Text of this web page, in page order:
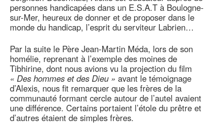
personnes handicapées dans un E.S.A.T à Boulogne-
sur-Mer, heureux de donner et de proposer dans le
monde du handicap, l’esprit du serviteur Labrien…
Par la suite le Père Jean-Martin Méda, lors de son
homélie, reprenant à l’exemple des moines de
Tibhirine, dont nous avions vu la projection du film
« Des hommes et des Dieu » avant le témoignage
d’Alexis, nous fit remarquer que les frères de la
communauté formant cercle autour de l’autel avaient
une différence. Certains portaient l’étole du prêtre et
d’autres étaient de simples frères.